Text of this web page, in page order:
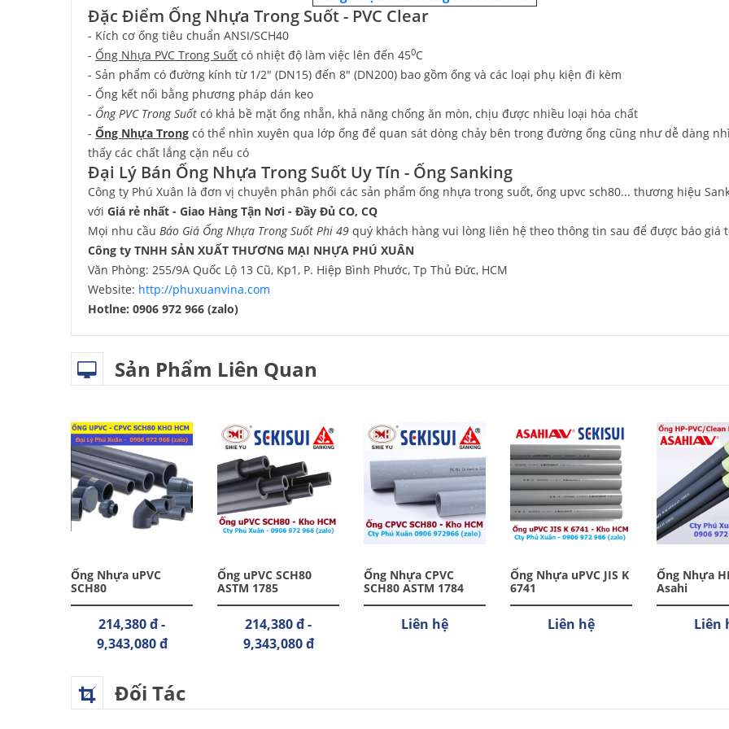
Đặc Điểm Ống Nhựa Trong Suốt - PVC Clear
- Kích cơ ống tiêu chuẩn ANSI/SCH40
- Ống Nhựa PVC Trong Suốt có nhiệt độ làm việc lên đến 450C
- Sản phẩm có đường kính từ 1/2" (DN15) đến 8" (DN200) bao gồm ống và các loại phụ kiện đi kèm
- Ống kết nối bằng phương pháp dán keo
- Ống PVC Trong Suốt có khả bề mặt ống nhẵn, khả năng chống ăn mòn, chịu được nhiều loại hóa chất
- Ống Nhựa Trong có thể nhìn xuyên qua lớp ống để quan sát dòng chảy bên trong đường ống cũng như dễ dàng
thấy các chất lắng cặn nếu có
Đại Lý Bán Ống Nhựa Trong Suốt Uy Tín - Ống Sanking
Công ty Phú Xuân là đơn vị chuyên phân phối các sản phẩm ống nhựa trong suốt, ống upvc sch80... thương hiệu
với Giá rẻ nhất - Giao Hàng Tận Nơi - Đầy Đủ CO, CQ
Mọi nhu cầu Báo Giá Ống Nhựa Trong Suốt Phi 49 quý khách hàng vui lòng liên hệ theo thông tin sau để được báo giá
Công ty TNHH SẢN XUẤT THƯƠNG MẠI NHỰA PHÚ XUÂN
Văn Phòng: 255/9A Quốc Lộ 13 Cũ, Kp1, P. Hiệp Bình Phước, Tp Thủ Đức, HCM
Website: http://phuxuanvina.com
Hotlne: 0906 972 966 (zalo)
Sản Phẩm Liên Quan
Ống Nhựa uPVC
SCH80
214,380 đ -
9,343,080 đ
Ống uPVC SCH80
ASTM 1785
214,380 đ -
9,343,080 đ
Ống Nhựa CPVC
SCH80 ASTM 1784
Liên hệ
Ống Nhựa uPVC JIS K
6741
Liên hệ
Ống Nhựa
Asahi
Liên
Đối Tác